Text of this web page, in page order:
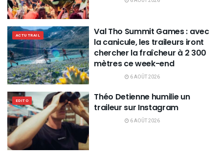
ACTU TRAIL
Val Tho Summit Games : avec
la canicule, les traileurs iront
chercher la fraîcheur à 2 300
mètres ce week-end
6 AOÛT 2026
EDITO
Théo Detienne humilie un
traileur sur Instagram
6 AOÛT 2026